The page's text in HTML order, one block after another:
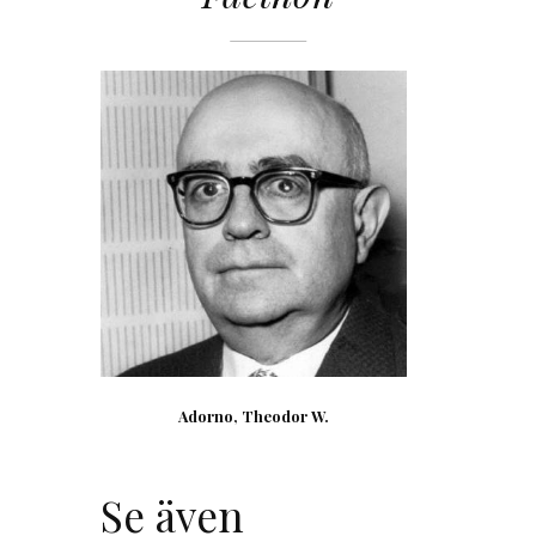
Adorno, Theodor W.
Se även